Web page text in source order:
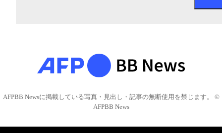
AFPBB Newsに掲載している写真・見出し・記事の無断使用を禁じます。 ©
AFPBB News